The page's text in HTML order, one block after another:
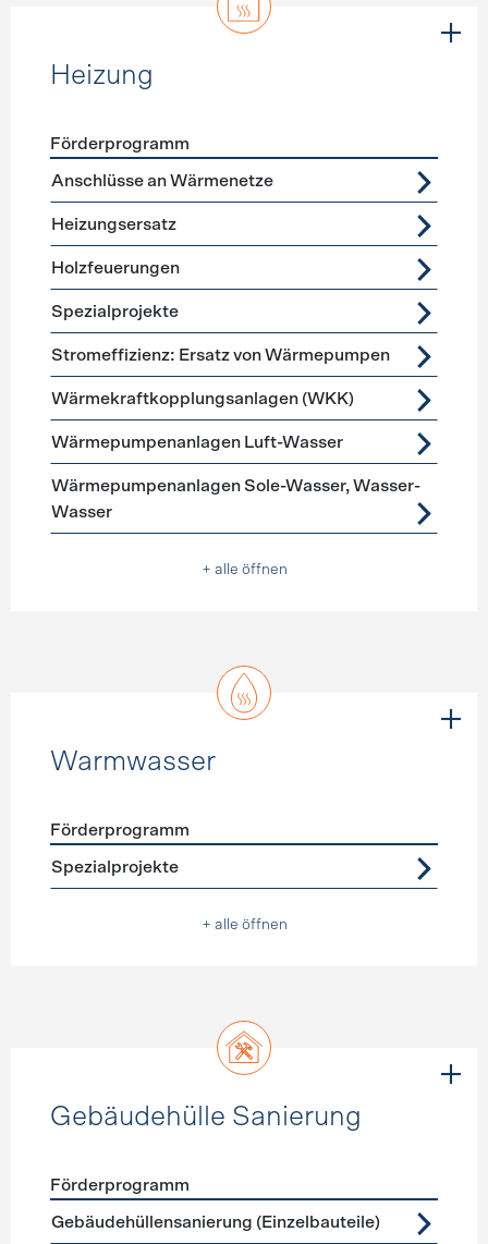
Heizung
Förderprogramme
Förderprogramm
Anschlüsse an Wärmenetze
Heizungsersatz
Holzfeuerungen
Spezialprojekte
Stromeffizienz: Ersatz von Wärmepumpen
Wärmekraftkopplungsanlagen (WKK)
Wärmepumpenanlagen Luft-Wasser
Wärmepumpenanlagen Sole-Wasser, Wasser-
Wasser
+ alle öffnen
Warmwasser
Förderprogramme
Förderprogramm
Spezialprojekte
+ alle öffnen
Gebäudehülle Sanierung
Förderprogramme Gebäudehülle Sanierung
Förderprogramm
Gebäudehüllensanierung (Einzelbauteile)